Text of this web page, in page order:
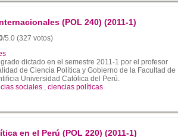
(POL 240) (2011-1)
/5.0 (327 votos)
dictado en el semestre 2011-1 por el profesor
de Ciencia Política y Gobierno de la Facultad de
Universidad Católica del Perú.
sociales , ciencias políticas
en el Perú (POL 220) (2011-1)